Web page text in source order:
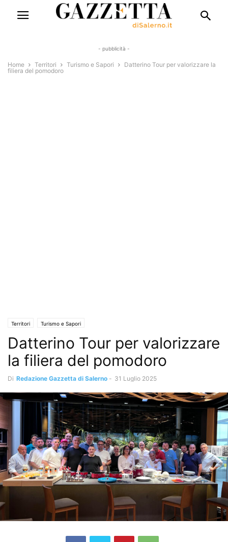
- pubblicità -
Home Territori Turismo e Sapori
Datterino Tour per valorizzare la
filiera del pomodoro
Territori Turismo e Sapori
Datterino Tour per valorizzare
la filiera del pomodoro
Di Redazione Gazzetta di Salerno - 31 Luglio 2025